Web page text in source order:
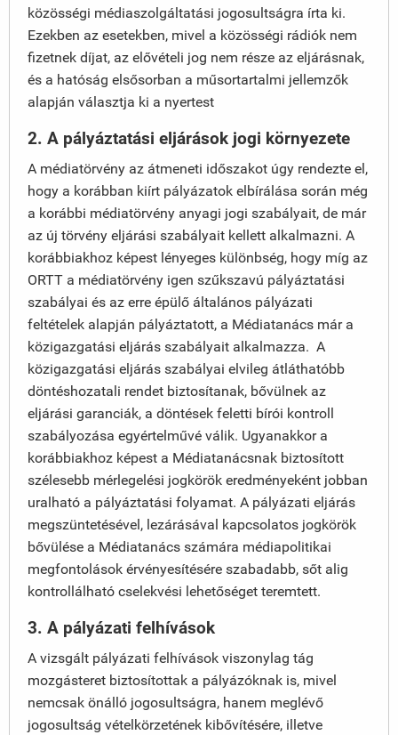
közösségi médiaszolgáltatási jogosultságra írta ki.
Ezekben az esetekben, mivel a közösségi rádiók nem
fizetnek díjat, az elővételi jog nem része az eljárásnak,
és a hatóság elsősorban a műsortartalmi jellemzők
alapján választja ki a nyertest
2. A pályáztatási eljárások jogi környezete
A médiatörvény az átmeneti időszakot úgy rendezte el,
hogy a korábban kiírt pályázatok elbírálása során még
a korábbi médiatörvény anyagi jogi szabályait, de már
az új törvény eljárási szabályait kellett alkalmazni. A
korábbiakhoz képest lényeges különbség, hogy míg az
ORTT a médiatörvény igen szűkszavú pályáztatási
szabályai és az erre épülő általános pályázati
feltételek alapján pályáztatott, a Médiatanács már a
közigazgatási eljárás szabályait alkalmazza. A
közigazgatási eljárás szabályai elvileg átláthatóbb
döntéshozatali rendet biztosítanak, bővülnek az
eljárási garanciák, a döntések feletti bírói kontroll
szabályozása egyértelművé válik. Ugyanakkor a
korábbiakhoz képest a Médiatanácsnak biztosított
szélesebb mérlegelési jogkörök eredményeként jobban
uralható a pályáztatási folyamat. A pályázati eljárás
megszüntetésével, lezárásával kapcsolatos jogkörök
bővülése a Médiatanács számára médiapolitikai
megfontolások érvényesítésére szabadabb, sőt alig
kontrollálható cselekvési lehetőséget teremtett.
3. A pályázati felhívások
A vizsgált pályázati felhívások viszonylag tág
mozgásteret biztosítottak a pályázóknak is, mivel
nemcsak önálló jogosultságra, hanem meglévő
jogosultság vételkörzetének kibővítésére, illetve